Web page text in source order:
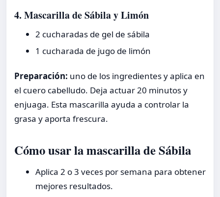
4. Mascarilla de Sábila y Limón
2 cucharadas de gel de sábila
1 cucharada de jugo de limón
Preparación: uno de los ingredientes y aplica en
el cuero cabelludo. Deja actuar 20 minutos y
enjuaga. Esta mascarilla ayuda a controlar la
grasa y aporta frescura.
Cómo usar la mascarilla de Sábila
Aplica 2 o 3 veces por semana para obtener
mejores resultados.